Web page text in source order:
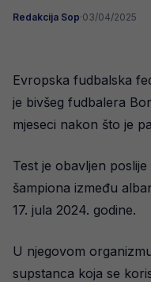
Redakcija Sop·03/04/2025
Evropska fudbalska
je bivšeg fudbalera
mjeseci nakon što je
Test je obavljen
šampiona između
17. jula 2024. godine.
U njegovom
supstanca koja se